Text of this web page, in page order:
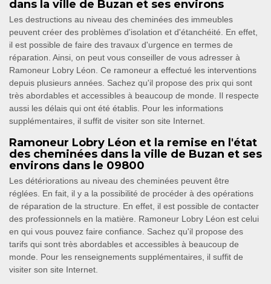
dans la ville de Buzan et ses environs
Les destructions au niveau des cheminées des immeubles
peuvent créer des problèmes d'isolation et d'étanchéité. En effet,
il est possible de faire des travaux d'urgence en termes de
réparation. Ainsi, on peut vous conseiller de vous adresser à
Ramoneur Lobry Léon. Ce ramoneur a effectué les interventions
depuis plusieurs années. Sachez qu'il propose des prix qui sont
très abordables et accessibles à beaucoup de monde. Il respecte
aussi les délais qui ont été établis. Pour les informations
supplémentaires, il suffit de visiter son site Internet.
Ramoneur Lobry Léon et la remise en l'état
des cheminées dans la ville de Buzan et ses
environs dans le 09800
Les détériorations au niveau des cheminées peuvent être
réglées. En fait, il y a la possibilité de procéder à des opérations
de réparation de la structure. En effet, il est possible de contacter
des professionnels en la matière. Ramoneur Lobry Léon est celui
en qui vous pouvez faire confiance. Sachez qu'il propose des
tarifs qui sont très abordables et accessibles à beaucoup de
monde. Pour les renseignements supplémentaires, il suffit de
visiter son site Internet.